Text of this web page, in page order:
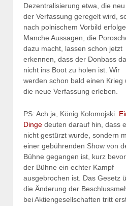
Dezentralisierung etwa, die neu
der Verfassung geregelt wird,
nach polnischem Vorbild
Manche Aussagen, die
dazu macht, lassen schon jetzt
erkennen, dass der Donbass
nicht ins Boot zu holen ist. Wir
werden schon bald einen Krieg
die neue Verfassung erleben.
PS: Ach ja, König Kolomojski.
Dinge deuten darauf hin, dass
nicht gestürzt wurde, sondern
einer gebührenden Show von
Bühne gegangen ist, kurz
der Bühne ein echter Kampf
ausgebrochen ist. Das Gesetz
die Änderung der
bei Aktiengesellschaften tritt